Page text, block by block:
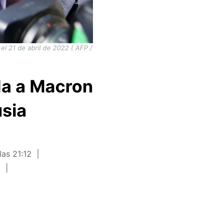
21 de abril de 2022 ( AFP /
a Macron
21:12